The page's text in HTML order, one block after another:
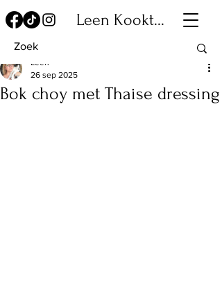
Leen Kookt...
Bok choy met Thaise dressing
Leen
26 sep 2025